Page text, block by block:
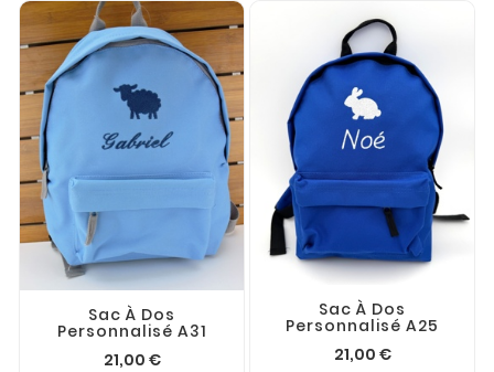
Sac À Dos
Personnalisé A31
21,00 €
Sac À Dos
Personnalisé A25
21,00 €